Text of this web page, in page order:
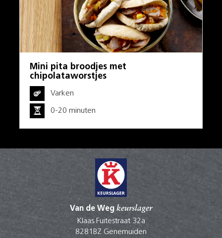
Mini pita broodjes met
chipolataworstjes
Varken
0-20 minuten
Van de Weg keurslager
Klaas Fuitestraat 32a
8281BZ Genemuiden